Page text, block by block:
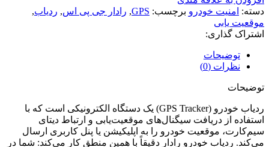
دسته: امنیت خودرو برچسب: GPS
, رادار جی پی اس, ردیاب,
موقعیت یابی
اشتراک گذاری:
توضیحات
نظرات (0)
توضیحات
ردیاب خودرو (GPS Tracker) یک دستگاه الکترونیکی است که با
استفاده از دریافت سیگنال‌های موقعیت‌یابی و ارتباط دیتای
سیم‌کارت، موقعیت خودرو را به اپلیکیشن یا پنل کاربری ارسال
می‌کند. ردیاب خودرو رادار دقیقاً با همین منطق کار می‌کند: شما در